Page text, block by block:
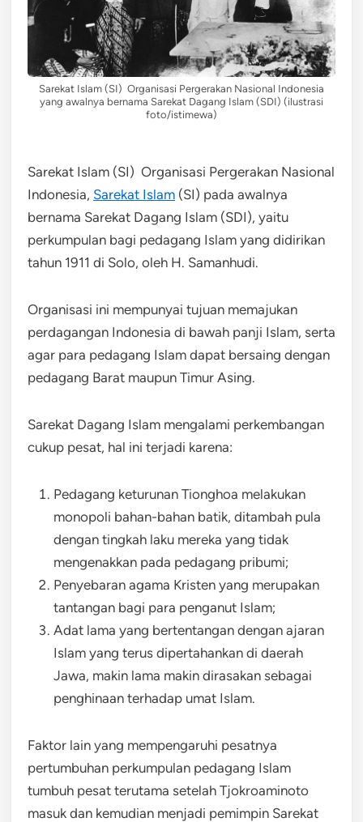
Sarekat Islam (SI) Organisasi Pergerakan Nasional Indonesia
yang awalnya bernama Sarekat Dagang Islam (SDI) (ilustrasi
foto/istimewa)
Sarekat Islam (SI) Organisasi Pergerakan Nasional
Indonesia, Sarekat Islam (SI) pada awalnya
bernama Sarekat Dagang Islam (SDI), yaitu
perkumpulan bagi pedagang Islam yang didirikan
tahun 1911 di Solo, oleh H. Samanhudi.
Organisasi ini mempunyai tujuan memajukan
perdagangan Indonesia di bawah panji Islam, serta
agar para pedagang Islam dapat bersaing dengan
pedagang Barat maupun Timur Asing.
Sarekat Dagang Islam mengalami perkembangan
cukup pesat, hal ini terjadi karena:
Pedagang keturunan Tionghoa melakukan
monopoli bahan-bahan batik, ditambah pula
dengan tingkah laku mereka yang tidak
mengenakkan pada pedagang pribumi;
Penyebaran agama Kristen yang merupakan
tantangan bagi para penganut Islam;
Adat lama yang bertentangan dengan ajaran
Islam yang terus dipertahankan di daerah
Jawa, makin lama makin dirasakan sebagai
penghinaan terhadap umat Islam.
Faktor lain yang mempengaruhi pesatnya
pertumbuhan perkumpulan pedagang Islam
tumbuh pesat terutama setelah Tjokroaminoto
masuk dan kemudian menjadi pemimpin Sarekat